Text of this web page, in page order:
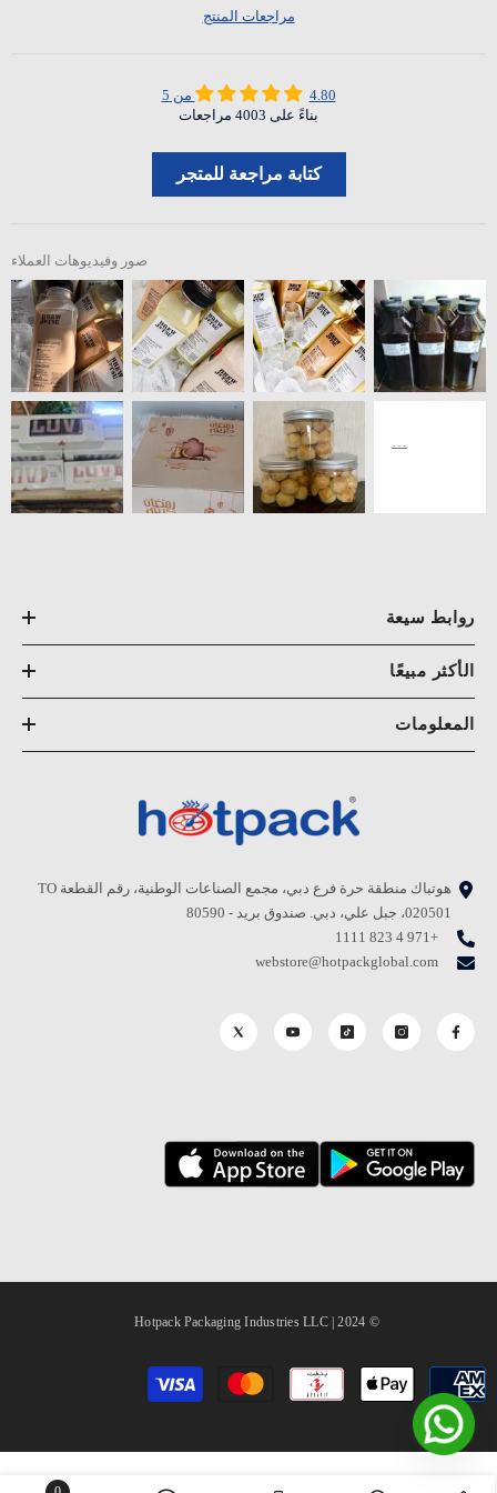
مراجعات المنتج
4.80 من 5
بناءً على 4003 مراجعات
كتابة مراجعة للمتجر
صور وفيديوهات العملاء
روابط سيعة
الأكثر مبيعًا
المعلومات
هوتباك منطقة حرة فرع دبي، مجمع الصناعات الوطنية، رقم القطعة TO
020501، جبل علي، دبي. صندوق بريد - 80590
+971 4 823 1111
webstore@hotpackglobal.com
© 2024 | Hotpack Packaging Industries LLC
طرق
الدفع